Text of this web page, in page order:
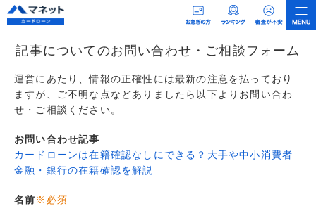
記事についてのお問い合わせ・ご相談フォーム
運営にあたり、情報の正確性には最新の注意を払っており
ますが、ご不明な点などありましたら以下よりお問い合わ
せ・ご相談ください。
お問い合わせ記事
カードローンは在籍確認なしにできる？大手や中小消費者
金融・銀行の在籍確認を解説
名前※必須